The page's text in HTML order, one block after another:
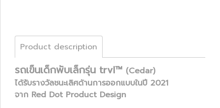
Product description
รถเข็นเด็กพับเล็กรุ่น trvl™ (Cedar)
ได้รับรางวัลชนะเลิศด้านการออกแบบในปี 2021
จาก Red Dot Product Design